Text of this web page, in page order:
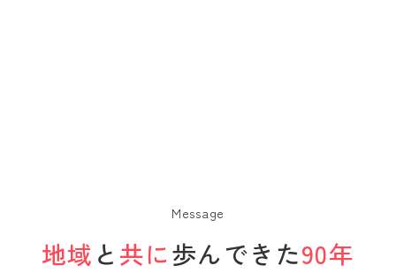
Message
地域 と 共に歩んできた90年